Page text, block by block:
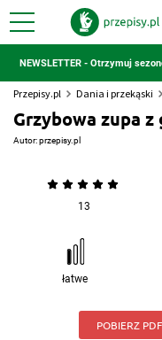
NEWSLETTER - Otrzymuj
Przepisy.pl Dania i przekąski
Grzybowa zupa z
Autor:przepisy.pl
13
łatwe
POBIERZ PDF